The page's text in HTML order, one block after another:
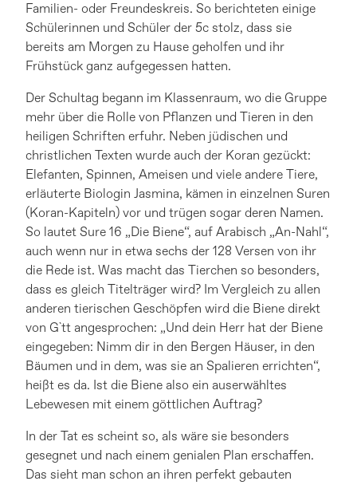
Familien- oder Freundeskreis. So berichteten einige
Schülerinnen und Schüler der 5c stolz, dass sie
bereits am Morgen zu Hause geholfen und ihr
Frühstück ganz aufgegessen hatten.
Der Schultag begann im Klassenraum, wo die Gruppe
mehr über die Rolle von Pflanzen und Tieren in den
heiligen Schriften erfuhr. Neben jüdischen und
christlichen Texten wurde auch der Koran gezückt:
Elefanten, Spinnen, Ameisen und viele andere Tiere,
erläuterte Biologin Jasmina, kämen in einzelnen Suren
(Koran-Kapiteln) vor und trügen sogar deren Namen.
So lautet Sure 16 „Die Biene“, auf Arabisch „An-Nahl“,
auch wenn nur in etwa sechs der 128 Versen von ihr
die Rede ist. Was macht das Tierchen so besonders,
dass es gleich Titelträger wird? Im Vergleich zu allen
anderen tierischen Geschöpfen wird die Biene direkt
von G`tt angesprochen: „Und dein Herr hat der Biene
eingegeben: Nimm dir in den Bergen Häuser, in den
Bäumen und in dem, was sie an Spalieren errichten“,
heißt es da. Ist die Biene also ein auserwähltes
Lebewesen mit einem göttlichen Auftrag?
In der Tat es scheint so, als wäre sie besonders
gesegnet und nach einem genialen Plan erschaffen.
Das sieht man schon an ihren perfekt gebauten